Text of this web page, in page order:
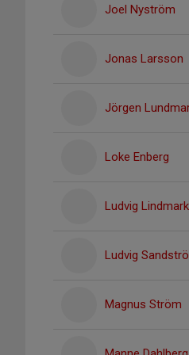
Joel Nyström
Jonas Larsson
Jörgen
Loke Enberg
Ludvig Lindmark
Ludvig
Magnus Ström